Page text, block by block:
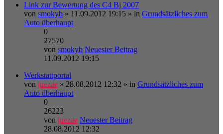
Link zur Bewertung des C4 Bj 2007
von smokyb » 11.09.2012 19:15 » in Grundsätzliches zum
Auto überhaupt
0
27570
von smokyb Neuester Beitrag
11.09.2012 19:15
Werkstattportal
von juezae » 28.08.2012 12:32 » in Grundsätzliches zum
Auto überhaupt
0
26223
von juezae Neuester Beitrag
28.08.2012 12:32